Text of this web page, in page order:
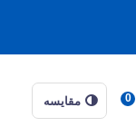
0 مقایسه